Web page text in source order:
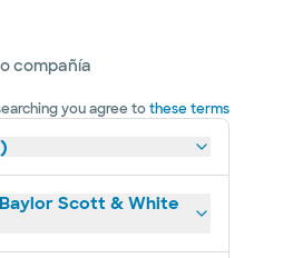
compañía
you agree tothese terms
Scott & White